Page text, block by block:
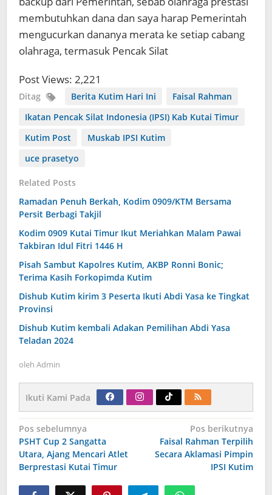
membutuhkan dana dan saya harap Pemerintah
mengucurkan dananya merata ke setiap cabang
olahraga, termasuk Pencak Silat
Post Views: 2,221
Ditag Berita Kutim Hari Ini
Faisal Rahman
Ikatan Pencak Silat Indonesia (IPSI) Kab Kutai Timur
Kutim Post
Muskab IPSI Kutim
uce prasetyo
Related Posts
Ramadan Penuh Berkah, Kodim 0909/KTM Bersama
Persit Berbagi Takjil
Kodim 0909 Kutai Timur Ikut Meriahkan Malam Pawai
Takbiran Idul Fitri 1446 H
Pisah Sambut Kapolres Kutim, AKBP Ronni Bonic;
Terima Kasih Forkopimda Kutim
Dishub Kutim kirim 3 Peserta Ikuti Abdi Yasa ke Tingkat
Provinsi
Dishub Kutim kembali Adakan Pemilihan Abdi Yasa
Teladan 2024
oleh Admin
Ikuti Kami Pada
Navigasi
pos
Pos sebelumnya
PSHT Cup 2 Sangatta
Utara, Ajang Mencari Atlet
Berprestasi Kutai Timur
Pos berikutnya
Faisal Rahman Terpilih
Secara Aklamasi Pimpin
IPSI Kutim